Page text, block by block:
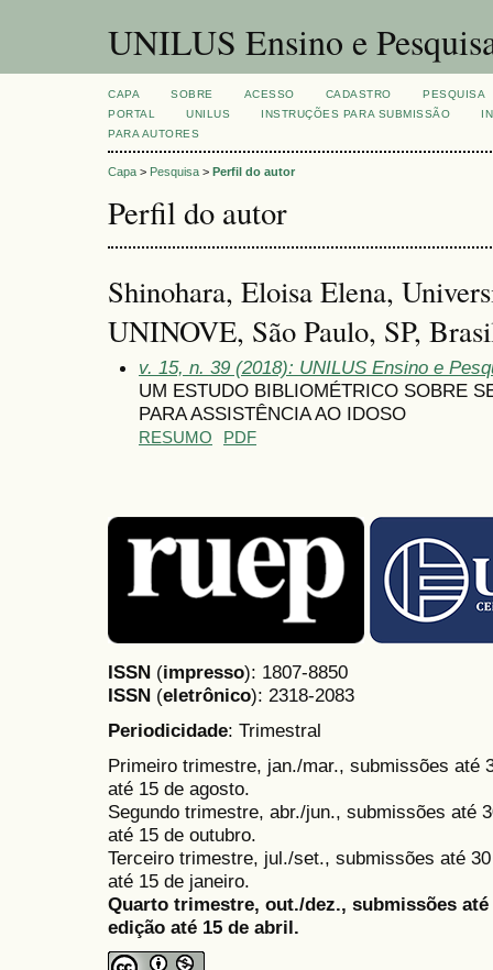
UNILUS Ensino e
CAPA SOBRE ACESSO CADASTRO
PESQUISA
PORTAL
UNILUS INSTRUÇÕES PARA SUBMISSÃO
PARA AUTORES
Capa > Pesquisa > Perfil do autor
Perfil do autor
Shinohara, Eloisa Elena,
UNINOVE, São Paulo, SP,
v. 15, n. 39 (2018): UNILUS Ensino e
UM ESTUDO BIBLIOMÉTRICO SOBRE
PARA ASSISTÊNCIA AO IDOSO
RESUMO PDF
ISSN (impresso): 1807-8850
ISSN (eletrônico): 2318-2083
Periodicidade: Trimestral
Primeiro trimestre, jan./mar., submissões até
até 15 de agosto.
Segundo trimestre, abr./jun., submissões até
até 15 de outubro.
Terceiro trimestre, jul./set., submissões até
até 15 de janeiro.
Quarto trimestre, out./dez., submissões
edição até 15 de abril.